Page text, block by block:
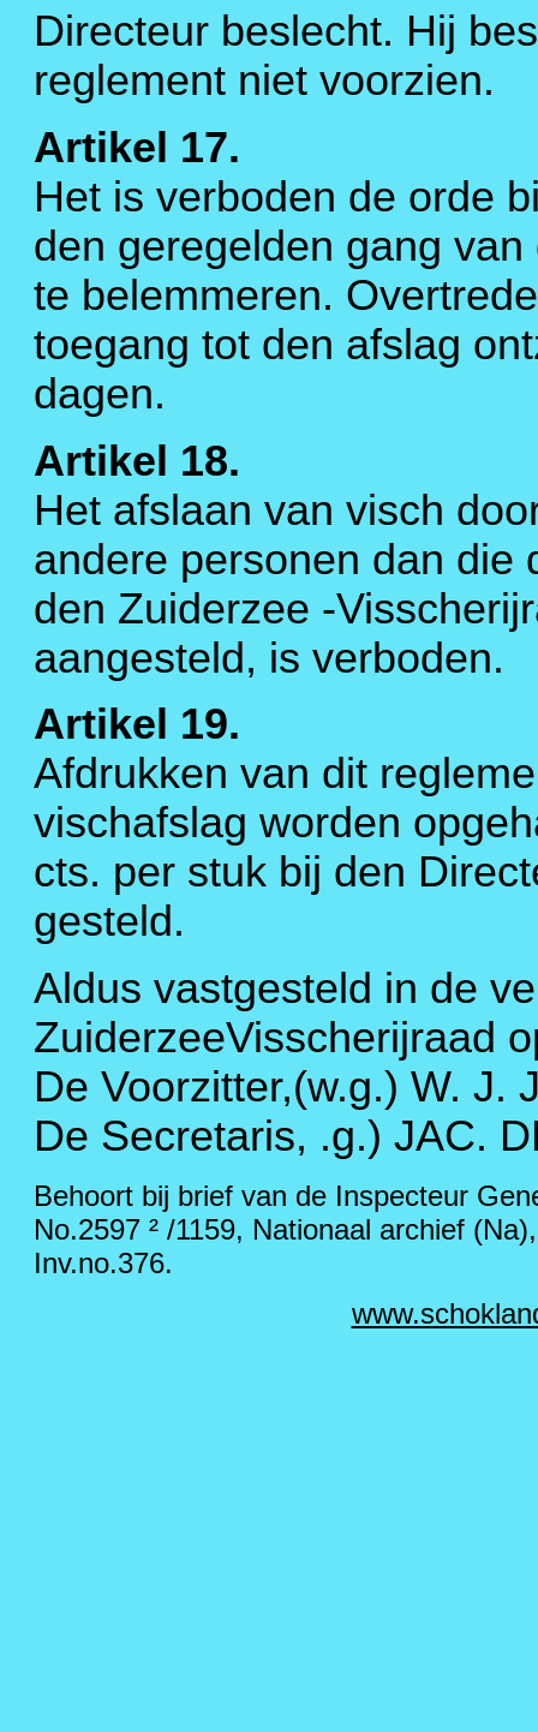
Directeur beslecht. Hij
reglement niet voorzien.
Artikel 17.
Het is verboden de orde
den geregelden gang
te belemmeren.
toegang tot den afslag
dagen.
Artikel 18.
Het afslaan van visch
andere personen dan die
den Zuiderzee -
aangesteld, is verboden.
Artikel 19.
Afdrukken van dit
vischafslag worden
cts. per stuk bij den
gesteld.
Aldus vastgesteld in de
ZuiderzeeVisscherijraad
De Voorzitter,(w.g.) W. J.
De Secretaris, .g.) JAC.
Behoort bij brief van de Inspecteur
No.2597 ² /1159, Nationaal archief
Inv.no.376.